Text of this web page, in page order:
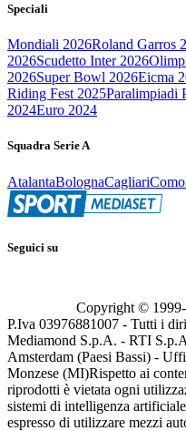
Speciali
Mondiali 2026Roland Garros
2026Scudetto Inter 2026
2026Super Bowl 2026Eicma
Riding Fest 2025Paralimpiadi
2024Euro 2024
Squadra Serie A
AtalantaBolognaCagliariComo
Seguici su
Copyright © 1999-
P.Iva 03976881007 - Tutti i
Mediamond S.p.A. - RTI
Amsterdam (Paesi Bassi) -
Monzese (MI)Rispetto ai
riprodotti è vietata ogni
sistemi di intelligenza
espresso di utilizzare mezzi